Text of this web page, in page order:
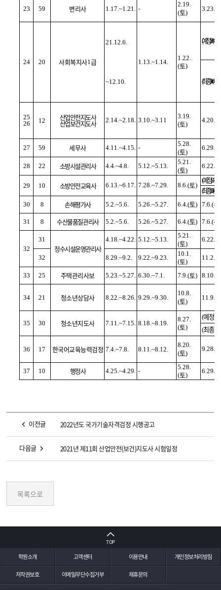
23 59 변리사 1.17.~1.21. -
2.19.
(토)
3.23.(
24 20 사회복지사1급
21.12.6.
~12.10.
1.13.~1.14.
1.22.
(토)
예정)2.23.(수
최종)3.16.(수
25
26
12 산업안전지도사
산업보건지도사 2.14.~2.18. 3.10.~3.11
3.19.
(토)
4.20.(
27 59 세무사 4.11.~4.15. -
5.28.
(토)
6.29.(
28 22 소방시설관리사 4.4.~4.8. 5.12.~5.13.
5.21.
(토)
6.22.(
29 10 소방안전교육사 6.13.~6.17. 7.28.~7.29. 8.6.(토)
예정)9.7.(
최종)10.5.(수
30 8 손해평가사 5.2.~5.6. 5.26.~5.27. 6.4.(토) 7.6.(수
31 8 수산물품질관리사 5.2.~5.6. 5.26.~5.27. 6.4.(토) 7.6.(수
32
31
정수시설운영관리사
4.18.~4.22. 5.12.~5.13.
5.21.
(토)
6.22.(
32 8.29.~9.2. 9.22.~9.23.
10.1.
(토)
11.2.(
33 25 주택관리사보 5.23.~5.27. 6.30.~7.1. 7.9.(토) 8.10.(
34 21 청소년상담사 8.22.~8.26. 9.29.~9.30.
10.8.
(토)
11.9.(
35 30 청소년지도사 7.11.~7.15. 8.18.~8.19.
8.27.
(토)
(예정
(최종
36 17 한국어교육능력검정 7.4.~7.8. 8.11.~8.12.
8.20.
(토)
9.28.(
37 10 행정사 4.25.~4.29. -
5.28.
(토)
6.29.(
이전글 2022년도 국가기술자격검정 시행공고
다음글 2021년 제11회 산업안전(보건)지도사 시험일정
학원소개 고객센터 이용안내 개인정보처리방침
저작권보호 이메일무단수집거부 제휴문의
TOP